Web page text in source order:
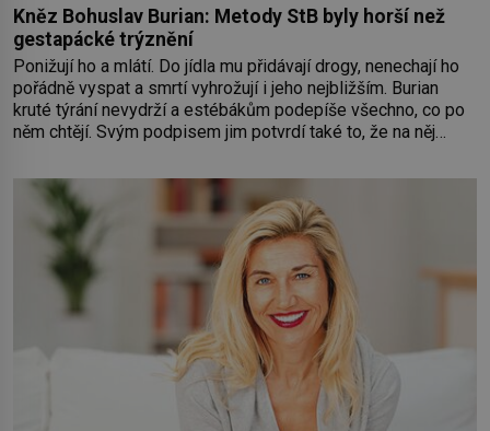
Kněz Bohuslav Burian: Metody StB byly horší než
gestapácké trýznění
Ponižují ho a mlátí. Do jídla mu přidávají drogy, nenechají ho
pořádně vyspat a smrtí vyhrožují i jeho nejbližším. Burian
kruté týrání nevydrží a estébákům podepíše všechno, co po
něm chtějí. Svým podpisem jim potvrdí také to, že na něj
Syn brněnského řezníka chce být knězem a